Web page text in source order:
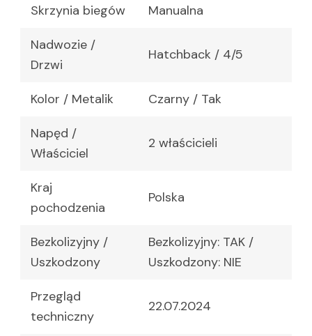
Skrzynia biegów Manualna
Nadwozie /
Drzwi
Hatchback / 4/5
Kolor / Metalik Czarny / Tak
Napęd /
Właściciel
2 właścicieli
Kraj
pochodzenia
Polska
Bezkolizyjny /
Uszkodzony
Bezkolizyjny: TAK /
Uszkodzony: NIE
Przegląd
techniczny
22.07.2024